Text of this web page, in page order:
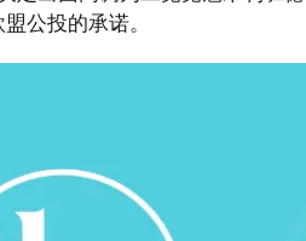
公投的承诺。